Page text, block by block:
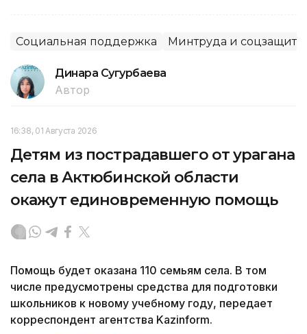
Социальная поддержка Минтруда и
Динара Сугурбаева
Автор
16:38, 01 Августа 2026
Детям из пострадавшего от урагана
села в Актюбинской области
окажут единовременную помощь
Помощь будет оказана 110 семьям села. В том
числе предусмотрены средства для подготовки
школьников к новому учебному году, передает
корреспондент агентства Kazinform.